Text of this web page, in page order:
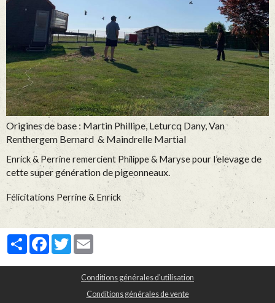
Origines de base : Martin Phillipe, Leturcq Dany, Van
Renthergem Bernard & Maindrelle Martial
Enrick & Perrine remercient Philippe & Maryse pour l’elevage de
cette super génération de pigeonneaux.
Félicitations Perrine & Enrick
PartagerFacebook
Twitter
Conditions générales d'utilisation
Conditions générales de vente